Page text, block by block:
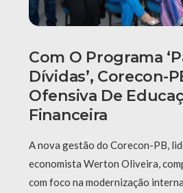
Com O Programa
Dívidas’, Corecon-
Ofensiva De
Financeira
A nova gestão do Corecon-PB,
economista Werton Oliveira,
com foco na modernização